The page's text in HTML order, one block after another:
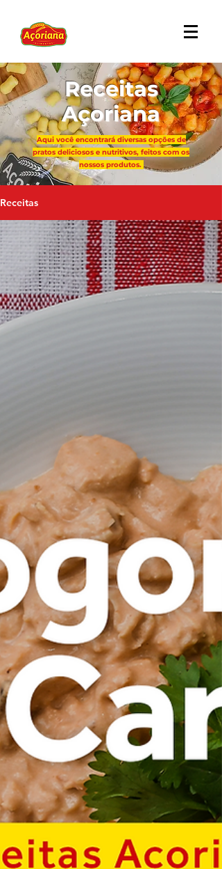
Receitas
Açoriana
Aqui você encontrará diversas opções de
pratos deliciosos e nutritivos, feitos com os
nossos produtos.
Receitas